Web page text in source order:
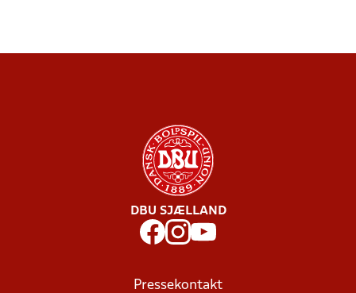
DBU SJÆLLAND
Pressekontakt